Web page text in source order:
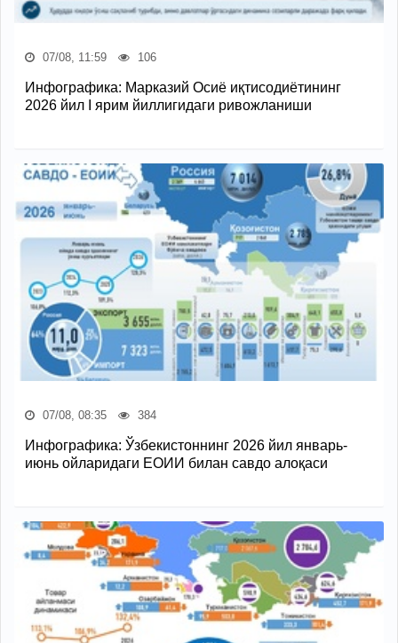
07/08, 11:59 106
Инфографика: Марказий Осиё иқтисодиётининг
2026 йил I ярим йиллигидаги ривожланиши
07/08, 08:35 384
Инфографика: Ўзбекистоннинг 2026 йил январь-
июнь ойларидаги ЕОИИ билан савдо алоқаси